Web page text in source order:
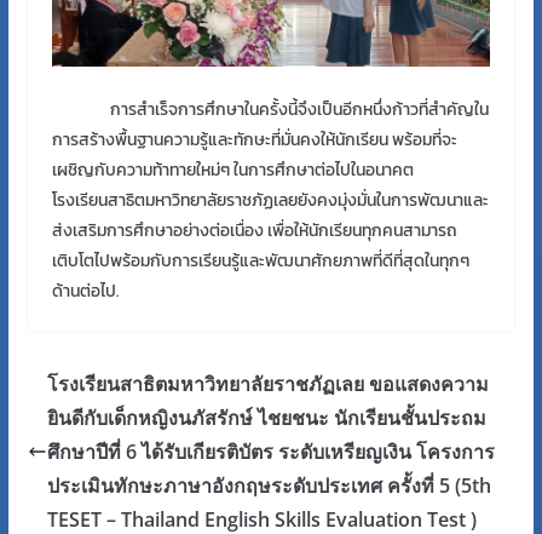
การสำเร็จการศึกษาในครั้งนี้จึงเป็นอีกหนึ่งก้าวที่สำคัญใน
การสร้างพื้นฐานความรู้และทักษะที่มั่นคงให้นักเรียน พร้อมที่จะ
เผชิญกับความท้าทายใหม่ๆ ในการศึกษาต่อไปในอนาคต
โรงเรียนสาธิตมหาวิทยาลัยราชภัฏเลยยังคงมุ่งมั่นในการพัฒนาและ
ส่งเสริมการศึกษาอย่างต่อเนื่อง เพื่อให้นักเรียนทุกคนสามารถ
เติบโตไปพร้อมกับการเรียนรู้และพัฒนาศักยภาพที่ดีที่สุดในทุกๆ
ด้านต่อไป.
โรงเรียนสาธิตมหาวิทยาลัยราชภัฏเลย ขอแสดงความ
ยินดีกับเด็กหญิงนภัสรักษ์ ไชยชนะ นักเรียนชั้นประถม
ศึกษาปีที่ 6 ได้รับเกียรติบัตร ระดับเหรียญเงิน โครงการ
ประเมินทักษะภาษาอังกฤษระดับประเทศ ครั้งที่ 5 (5th
TESET – Thailand English Skills Evaluation Test )